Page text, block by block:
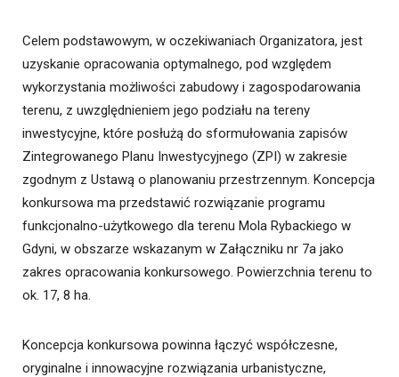
Celem podstawowym, w oczekiwaniach Organizatora, jest
uzyskanie opracowania optymalnego, pod względem
wykorzystania możliwości zabudowy i zagospodarowania
terenu, z uwzględnieniem jego podziału na tereny
inwestycyjne, które posłużą do sformułowania zapisów
Zintegrowanego Planu Inwestycyjnego (ZPI) w zakresie
zgodnym z Ustawą o planowaniu przestrzennym. Koncepcja
konkursowa ma przedstawić rozwiązanie programu
funkcjonalno-użytkowego dla terenu Mola Rybackiego w
Gdyni, w obszarze wskazanym w Załączniku nr 7a jako
zakres opracowania konkursowego. Powierzchnia terenu to
ok. 17, 8 ha.
Koncepcja konkursowa powinna łączyć współczesne,
oryginalne i innowacyjne rozwiązania urbanistyczne,